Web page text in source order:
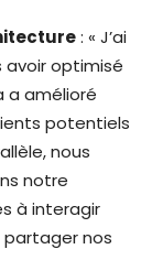
: « J’ai
optimisé
a amélioré
potentiels
nous
notre
à interagir
nos